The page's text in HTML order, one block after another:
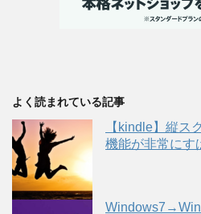
よく読まれている記事
【kindle】縦ス
機能が非常にす